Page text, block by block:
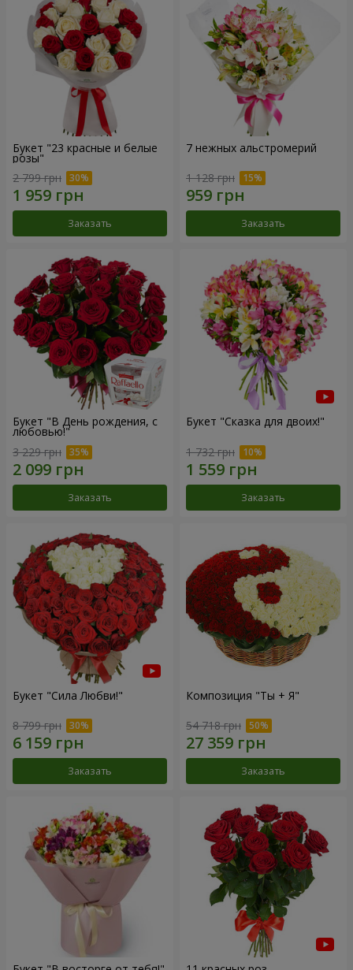
Букет "23 красные и белые
розы"
2 799 грн
Заказать
7 нежных альстромерий
1 128 грн
Заказать
Букет "В День рождения, с
любовью!"
3 229 грн
Заказать
Букет "Сказка для двоих!"
1 732 грн
Заказать
Букет "Сила Любви!"
8 799 грн
Заказать
Композиция "Ты + Я"
54 718 грн
Заказать